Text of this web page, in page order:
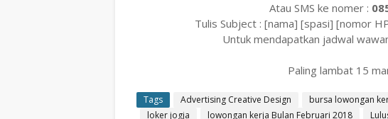
Atau SMS ke nomer :
Tulis Subject : [nama] [spasi] [nomor
Untuk mendapatkan jadwal
Paling lambat 15
Tags Advertising Creative Design bursa lowongan
loker jogja
lowongan kerja Bulan Februari 2018